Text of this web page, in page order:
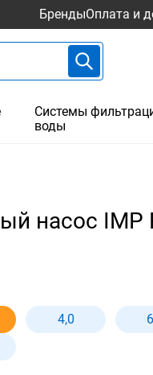
БрендыОплата и
Системы
воды
насос IMP
4,0